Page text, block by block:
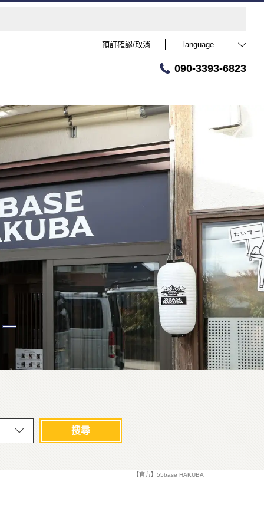
預訂確認/取消 language
090-3393-6823
搜尋
【官方】55base HAKUBA